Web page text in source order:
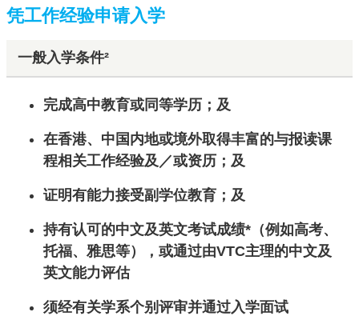
凭工作经验申请入学
一般入学条件²
完成高中教育或同等学历；及
在香港、中国内地或境外取得丰富的与报读课
程相关工作经验及／或资历；及
证明有能力接受副学位教育；及
持有认可的中文及英文考试成绩*（例如高考、
托福、雅思等），或通过由VTC主理的中文及
英文能力评估
须经有关学系个别评审并通过入学面试